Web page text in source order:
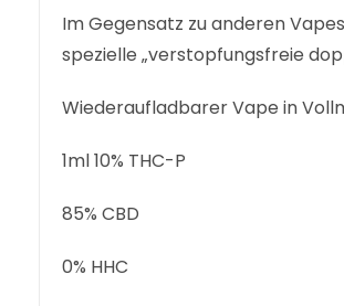
Im Gegensatz zu anderen
spezielle „verstopfungsfreie
Wiederaufladbarer Vape in
1ml 10% THC-P
85% CBD
0% HHC